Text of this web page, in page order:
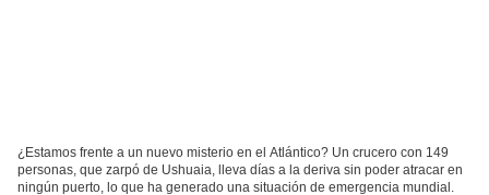
¿Estamos frente a un nuevo misterio en el Atlántico? Un crucero con 149
personas, que zarpó de Ushuaia, lleva días a la deriva sin poder atracar en
ningún puerto, lo que ha generado una situación de emergencia mundial.